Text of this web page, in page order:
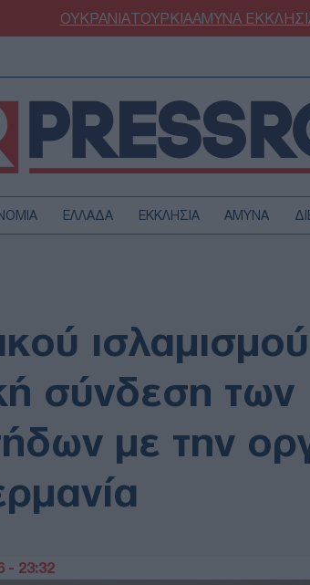
ΟΥΚΡΑΝΙΑΤΟΥΡΚΙΑΑΜΥΝΑ
ΕΛΛΑΔΑ ΕΚΚΛΗΣΙΑ ΑΜΥΝΑ
ΥΓΕΙΑ
σύνδεση των
με την
- 23:32